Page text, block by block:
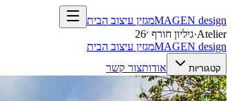
MAGEN design
מגזין עיצוב הבית
Atelier
·גיליון חורף ׳26
MAGEN design מגזין עיצוב הבית
קטגוריות אודותצור קשר